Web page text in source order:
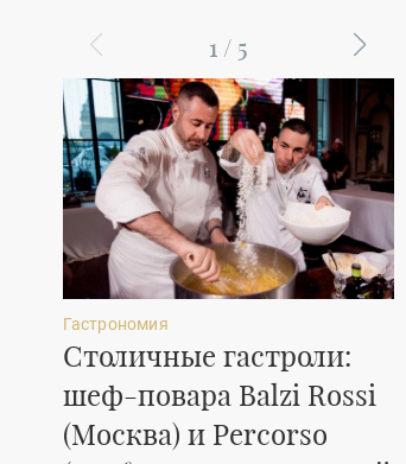
Гастрономия
Столичные гастроли:
шеф-повара Balzi Rossi
(Москва) и Percorso
1 / 5